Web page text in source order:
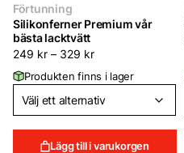
Förtunning
Silikonferner Premium vår
bästa lacktvätt
249 kr – 329 kr
Produkten finns i lager
Lägg till i varukorgen